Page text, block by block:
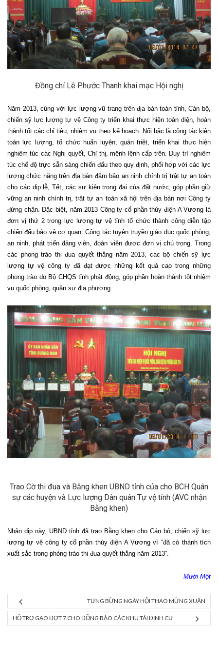
Đồng chí Lê Phước Thanh khai mạc Hội nghị
Năm 2013, cùng với lực lượng vũ trang trên địa bàn toàn tỉnh, Cán bộ,
chiến sỹ lực lượng tự vệ Công ty triển khai thực hiện toàn diện, hoàn
thành tốt các chỉ tiêu, nhiệm vụ theo kế hoạch. Nổi bậc là công tác kiện
toàn lực lượng, tổ chức huấn luyện, quán triệt, triển khai thực hiện
nghiêm túc các Nghị quyết, Chỉ thị, mệnh lệnh cấp trên. Duy trì nghiêm
túc chế độ trực sẵn sàng chiến đấu theo quy định, phối hợp với các lực
lượng chức năng trên địa bàn đảm bảo an ninh chính trị trật tự an toàn
cho các dịp lễ, Tết, các sự kiện trọng đại của đất nước, góp phần giữ
vững an ninh chính trị, trật tự an toàn xã hội trên địa bàn nơi Công ty
đứng chân. Đặc biệt, năm 2013 Công ty cổ phần thủy điện A Vương là
đơn vị thứ 2 trong lực lượng tự vệ tỉnh tổ chức thành công diễn tập
chiến đấu bảo vệ cơ quan. Công tác tuyên truyền giáo dục quốc phòng,
an ninh, phát triển đảng viên, đoàn viên được đơn vị chú trọng. Trong
các phong trào thi đua quyết thắng năm 2013, các bộ chiến sỹ lực
lượng tự vệ công ty đã đạt được những kết quả cao trong những
phong trào do Bộ CHQS tỉnh phát động, góp phần hoàn thành tốt nhiệm
vụ quốc phòng, quân sự địa phương.
Trao Cờ thi đua và Bằng khen UBND tỉnh của cho BCH Quân
sự các huyện và Lực lượng Dân quân Tự vệ tỉnh (AVC nhận
Bằng khen)
Nhân dịp này, UBND tỉnh đã trao Bằng khen cho Cán bộ, chiến sỹ lực
lượng tự vệ công ty cổ phần thủy điện A Vương vì “đã có thành tích
xuất sắc trong phòng trào thi đua quyết thắng năm 2013”.
Mười Một
TƯNG BỪNG NGÀY HỘI THAO MỪNG XUÂN
HỖ TRỢ GẠO ĐỢT 7 CHO ĐỒNG BÀO CÁC KHU TÁI ĐỊNH CƯ